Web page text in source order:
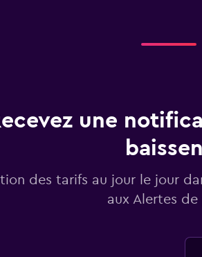
une
des tarifs au jour le jour
aux Alertes de